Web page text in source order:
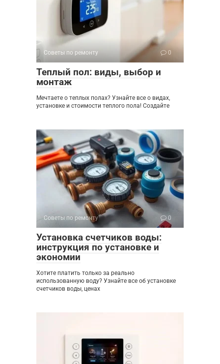
Советы по ремонту 0
Теплый пол: виды, выбор и
монтаж
Мечтаете о теплых полах? Узнайте все о видах,
установке и стоимости теплого пола! Создайте
Советы по ремонту 0
Установка счетчиков воды:
инструкция по установке и
экономии
Хотите платить только за реально
использованную воду? Узнайте все об установке
счетчиков воды, ценах